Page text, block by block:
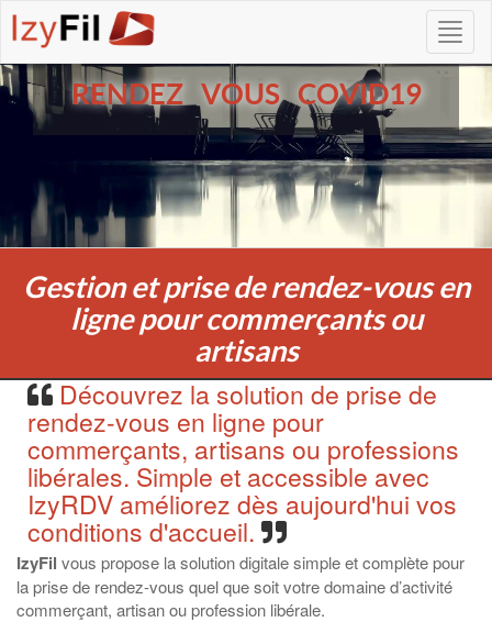
RENDEZ VOUS COVID19
Gestion et prise de rendez-vous en
ligne pour commerçants ou
artisans
Découvrez la solution de prise de
rendez-vous en ligne pour
commerçants, artisans ou professions
libérales. Simple et accessible avec
IzyRDV améliorez dès aujourd'hui vos
conditions d'accueil.
IzyFil vous propose la solution digitale simple et complète pour
la prise de rendez-vous quel que soit votre domaine d’activité
commerçant, artisan ou profession libérale.